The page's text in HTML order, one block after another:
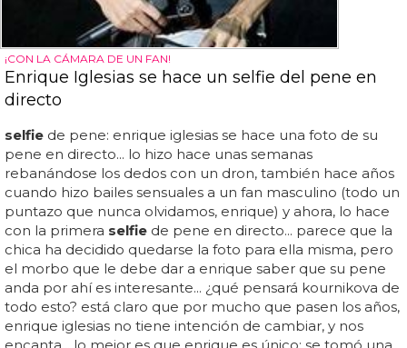
¡CON LA CÁMARA DE UN FAN!
Enrique Iglesias se hace un selfie del pene en
directo
selfie de pene: enrique iglesias se hace una foto de su
pene en directo... lo hizo hace unas semanas
rebanándose los dedos con un dron, también hace años
cuando hizo bailes sensuales a un fan masculino (todo un
puntazo que nunca olvidamos, enrique) y ahora, lo hace
con la primera selfie de pene en directo... parece que la
chica ha decidido quedarse la foto para ella misma, pero
el morbo que le debe dar a enrique saber que su pene
anda por ahí es interesante... ¿qué pensará kournikova de
todo esto? está claro que por mucho que pasen los años,
enrique iglesias no tiene intención de cambiar, y nos